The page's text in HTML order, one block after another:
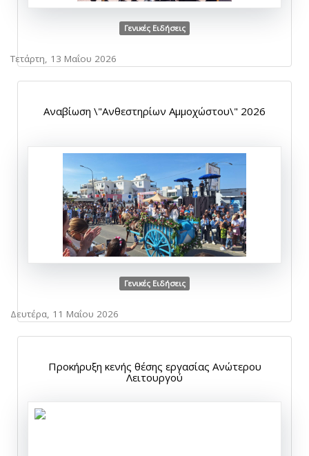
Γενικές Ειδήσεις
Τετάρτη, 13 Μαΐου 2026
Αναβίωση \"Ανθεστηρίων Αμμοχώστου\" 2026
Γενικές Ειδήσεις
Δευτέρα, 11 Μαΐου 2026
Προκήρυξη κενής θέσης εργασίας Ανώτερου
Λειτουργού